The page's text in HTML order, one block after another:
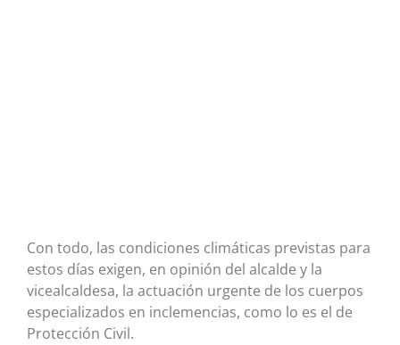
Con todo, las condiciones climáticas previstas para
estos días exigen, en opinión del alcalde y la
vicealcaldesa, la actuación urgente de los cuerpos
especializados en inclemencias, como lo es el de
Protección Civil.